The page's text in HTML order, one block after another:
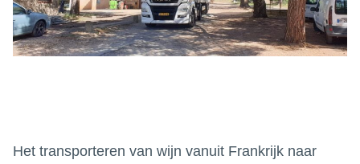
Het transporteren van wijn vanuit Frankrijk naar